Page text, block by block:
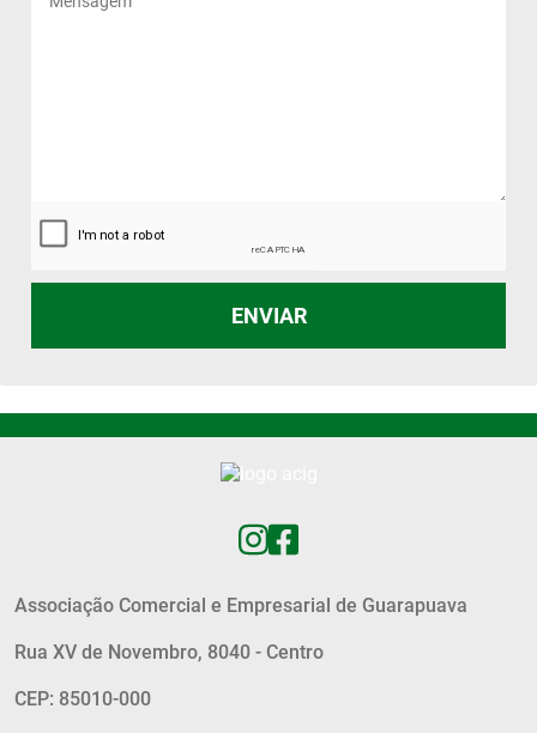
ENVIAR
Associação Comercial e Empresarial de Guarapuava
Rua XV de Novembro, 8040 - Centro
CEP: 85010-000